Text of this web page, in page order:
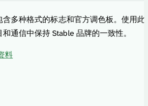
多种格式的标志和官方调色板。使用此
通信中保持 Stable 品牌的一致性。
料